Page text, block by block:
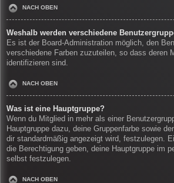
NACH OBEN
Weshalb werden verschiedene
Es ist der Board-Administration möglich, den
verschiedene Farben zuzuteilen, so dass deren
identifizieren sind.
NACH OBEN
Was ist eine Hauptgruppe?
Wenn du Mitglied in mehr als einer
Hauptgruppe dazu, deine Gruppenfarbe sowie
dir standardmäßig angezeigt wird, festzulegen.
die Berechtigung geben, deine Hauptgruppe im
selbst festzulegen.
NACH OBEN